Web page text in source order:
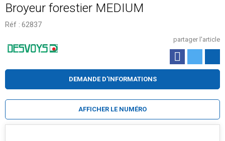
Broyeur forestier MEDIUM
Réf : 62837
partager l'article
DEMANDE D'INFORMATIONS
AFFICHER LE NUMÉRO